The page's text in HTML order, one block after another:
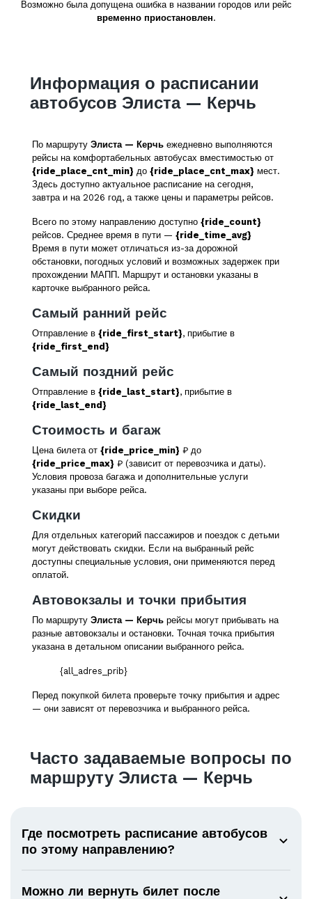
Возможно была допущена ошибка в названии городов или рейс
временно приостановлен.
Информация о расписании
автобусов Элиста — Керчь
По маршруту Элиста — Керчь ежедневно выполняются
рейсы на комфортабельных автобусах вместимостью от
{ride_place_cnt_min} до {ride_place_cnt_max} мест.
Здесь доступно актуальное расписание на сегодня,
завтра и на 2026 год, а также цены и параметры рейсов.
Всего по этому направлению доступно {ride_count}
рейсов. Среднее время в пути — {ride_time_avg}
Время в пути может отличаться из-за дорожной
обстановки, погодных условий и возможных задержек при
прохождении МАПП. Маршрут и остановки указаны в
карточке выбранного рейса.
Самый ранний рейс
Отправление в {ride_first_start}, прибытие в
{ride_first_end}
Самый поздний рейс
Отправление в {ride_last_start}, прибытие в
{ride_last_end}
Стоимость и багаж
Цена билета от {ride_price_min} ₽ до
{ride_price_max} ₽ (зависит от перевозчика и даты).
Условия провоза багажа и дополнительные услуги
указаны при выборе рейса.
Скидки
Для отдельных категорий пассажиров и поездок с детьми
могут действовать скидки. Если на выбранный рейс
доступны специальные условия, они применяются перед
оплатой.
Автовокзалы и точки прибытия
По маршруту Элиста — Керчь рейсы могут прибывать на
разные автовокзалы и остановки. Точная точка прибытия
указана в детальном описании выбранного рейса.
{all_adres_prib}
Перед покупкой билета проверьте точку прибытия и адрес
— они зависят от перевозчика и выбранного рейса.
Часто задаваемые вопросы по
маршруту Элиста — Керчь
Где посмотреть расписание автобусов
по этому направлению?
Можно ли вернуть билет после